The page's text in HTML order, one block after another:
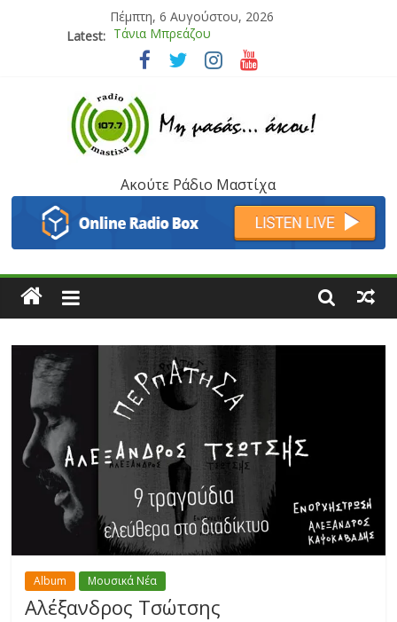
Πέμπτη, 6 Αυγούστου, 2026
Latest: Bliss
Μάνος Τρυπιάς & Γιώργος Στρατάκης
Ιορδάνης Αγαπητός
Μαριάννα Μασάδη
Τάνια Μπρεάζου
Ακούτε Ράδιο Μαστίχα
Album Μουσικά Νέα
Αλέξανδρος Τσώτσης